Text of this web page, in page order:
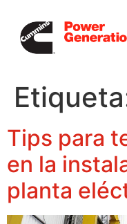
Tips para
en la
planta